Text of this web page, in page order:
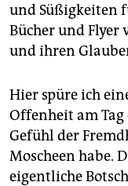
und Süßigkeiten
Bücher und Flyer
und ihren
Hier spüre ich
Offenheit am Tag
Gefühl der
Moscheen habe.
eigentliche